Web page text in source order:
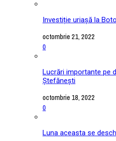
Investiție uriașă la
octombrie 21, 2022
0
Lucrări importante pe
Ștefănești
octombrie 18, 2022
0
Luna aceasta se